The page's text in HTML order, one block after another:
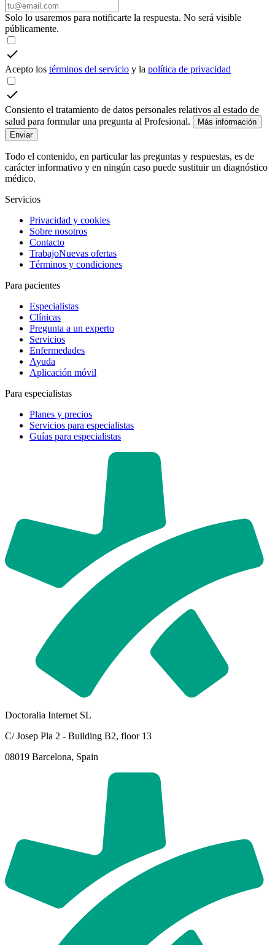
Solo lo usaremos para notificarte la respuesta. No será visible
públicamente.
Acepto los términos del servicio y la política de privacidad
Consiento el tratamiento de datos personales relativos al estado de
salud para formular una pregunta al Profesional.
Más información
Enviar
Todo el contenido, en particular las preguntas y respuestas, es de
carácter informativo y en ningún caso puede sustituir un diagnóstico
médico.
Servicios
Privacidad y cookies
Sobre nosotros
Contacto
TrabajoNuevas ofertas
Términos y condiciones
Para pacientes
Especialistas
Clínicas
Pregunta a un experto
Servicios
Enfermedades
Ayuda
Aplicación móvil
Para especialistas
Planes y precios
Servicios para especialistas
Guías para especialistas
Doctoralia Internet SL
C/ Josep Pla 2 - Building B2, floor 13
08019 Barcelona, Spain